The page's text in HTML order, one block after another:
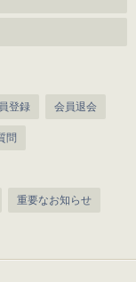
登録 会員退会
問
重要なお知らせ